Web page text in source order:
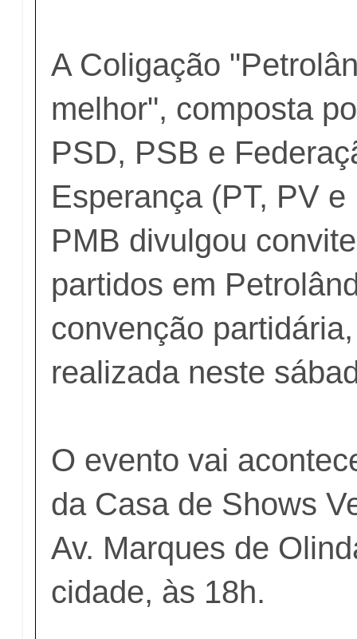
A Coligação
melhor", composta
PSD, PSB e
Esperança (PT, PV
PMB divulgou
partidos em
convenção
realizada neste
O evento vai
da Casa de Shows
Av. Marques de
cidade, às 18h.